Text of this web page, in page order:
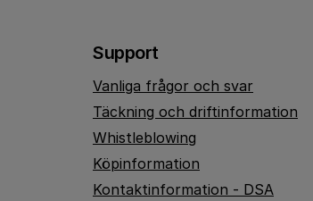
Support
Vanliga frågor och svar
Täckning och driftinformation
Whistleblowing
Köpinformation
Kontaktinformation - DSA